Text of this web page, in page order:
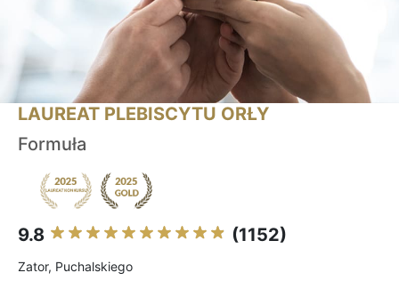
LAUREAT PLEBISCYTU ORŁY
Formuła
9.8 (1152)
Zator, Puchalskiego